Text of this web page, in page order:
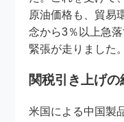
原油価格も、貿易
念から3％以上急
緊張が走りました。
関税引き上げ
米国による中国製